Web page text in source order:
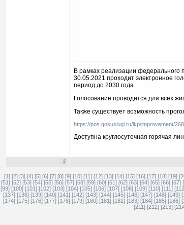
В рамках реализации федерального
30.05.2021 проходит электронное
период до 2030 года.
Голосование проводится для всех
Также существует возможность
https://pos.gosuslugi.ru/lkp/improvement/
Доступна круглосуточная горячая
[1] [2] [3] [4] [5] [6] [7] [8] [9] [10] [11] [12] [13] [14] [15] [16] [17] [18] [19]
[51] [52] [53] [54] [55] [56] [57] [58] [59] [60] [61] [62] [63] [64] [65] [66] [67]
[99] [100] [101] [102] [103] [104] [105] [106] [107] [108] [109] [110] [111]
[137] [138] [139] [140] [141] [142] [143] [144] [145] [146] [147] [148] [149]
[174] [175] [176] [177] [178] [179] [180] [181] [182] [183] [184] [185] [186]
[211] [212] [213]